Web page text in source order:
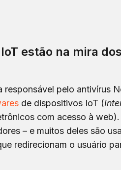
estão na mira
responsável pelo antivírus
de dispositivos IoT (
com acesso à
– e muitos deles são
redirecionam o usuário